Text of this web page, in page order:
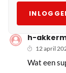
h-
12 april
Wat een